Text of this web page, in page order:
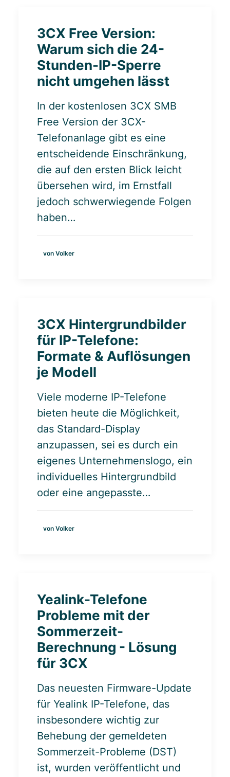
3CX Free Version:
Warum sich die 24-
Stunden-IP-Sperre
nicht umgehen lässt
In der kostenlosen 3CX SMB
Free Version der 3CX-
Telefonanlage gibt es eine
entscheidende Einschränkung,
die auf den ersten Blick leicht
übersehen wird, im Ernstfall
jedoch schwerwiegende Folgen
haben…
von Volker
3CX Hintergrundbilder
für IP-Telefone:
Formate & Auflösungen
je Modell
Viele moderne IP-Telefone
bieten heute die Möglichkeit,
das Standard-Display
anzupassen, sei es durch ein
eigenes Unternehmenslogo, ein
individuelles Hintergrundbild
oder eine angepasste…
von Volker
Yealink-Telefone
Probleme mit der
Sommerzeit-
Berechnung - Lösung
für 3CX
Das neuesten Firmware-Update
für Yealink IP-Telefone, das
insbesondere wichtig zur
Behebung der gemeldeten
Sommerzeit-Probleme (DST)
ist, wurden veröffentlicht und